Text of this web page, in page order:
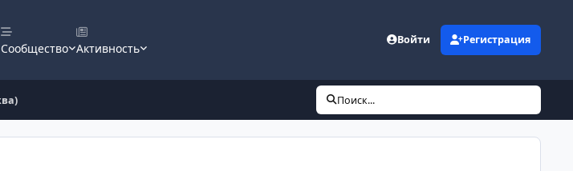
Сообщество Активность
Войти Регистрация
Поиск...